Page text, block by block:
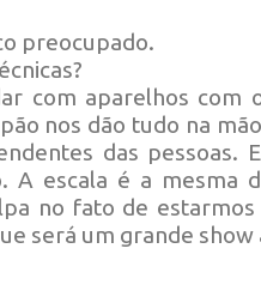
preocupado.
com aparelhos com
nos dão tudo na
das pessoas.
A escala é a mesma
no fato de
será um grande show